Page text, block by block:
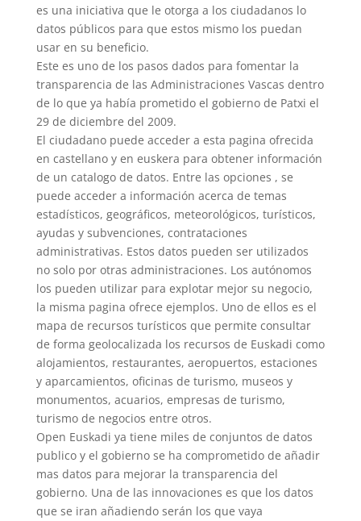
es una iniciativa que le otorga a los ciudadanos lo
datos públicos para que estos mismo los puedan
usar en su beneficio.
Este es uno de los pasos dados para fomentar la
transparencia de las Administraciones Vascas dentro
de lo que ya había prometido el gobierno de Patxi el
29 de diciembre del 2009.
El ciudadano puede acceder a esta pagina ofrecida
en castellano y en euskera para obtener información
de un catalogo de datos. Entre las opciones , se
puede acceder a información acerca de temas
estadísticos, geográficos, meteorológicos, turísticos,
ayudas y subvenciones, contrataciones
administrativas. Estos datos pueden ser utilizados
no solo por otras administraciones. Los autónomos
los pueden utilizar para explotar mejor su negocio,
la misma pagina ofrece ejemplos. Uno de ellos es el
mapa de recursos turísticos que permite consultar
de forma geolocalizada los recursos de Euskadi como
alojamientos, restaurantes, aeropuertos, estaciones
y aparcamientos, oficinas de turismo, museos y
monumentos, acuarios, empresas de turismo,
turismo de negocios entre otros.
Open Euskadi ya tiene miles de conjuntos de datos
publico y el gobierno se ha comprometido de añadir
mas datos para mejorar la transparencia del
gobierno. Una de las innovaciones es que los datos
que se iran añadiendo serán los que vaya